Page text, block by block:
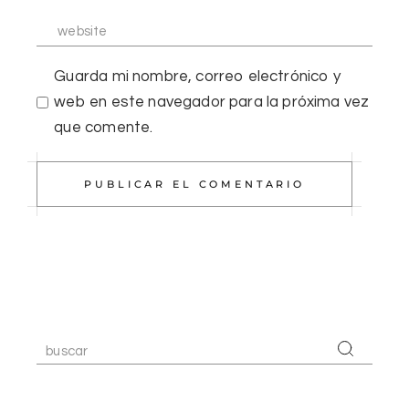
Guarda mi nombre, correo electrónico y
web en este navegador para la próxima vez
que comente.
PUBLICAR EL COMENTARIO